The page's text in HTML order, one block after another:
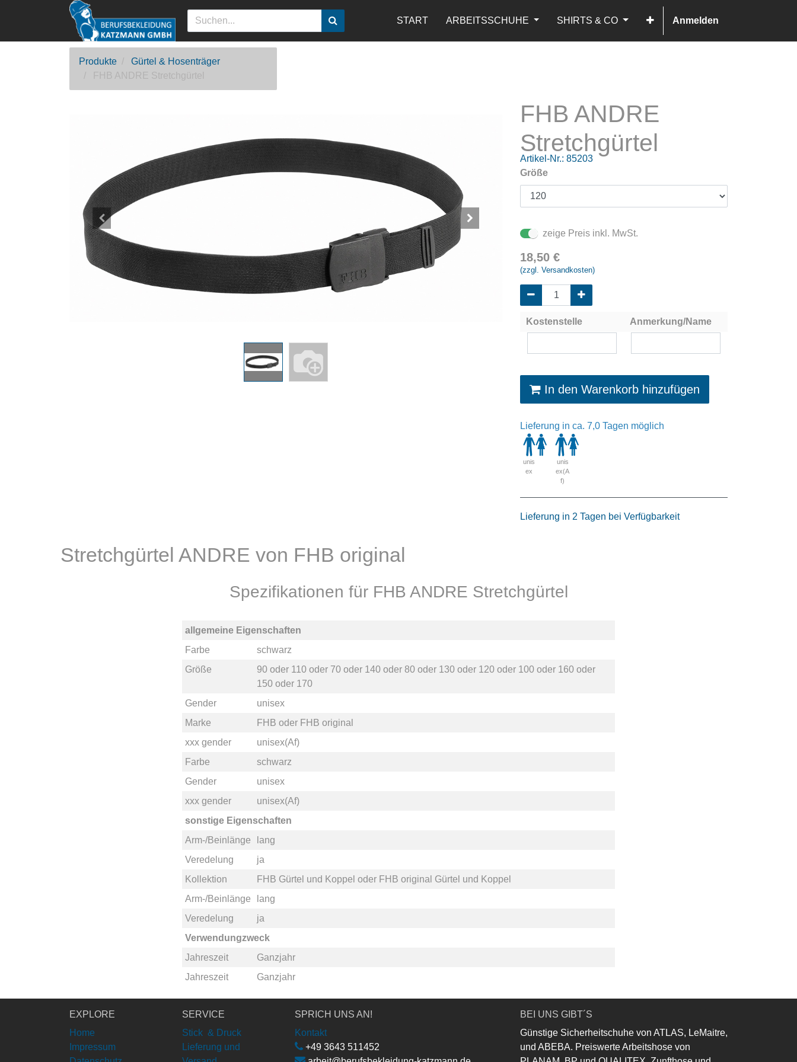
START ARBEITSSCHUHE SHIRTS & CO Anmelden
Produkte
Gürtel & Hosenträger
FHB ANDRE Stretchgürtel
FHB ANDRE
Stretchgürtel
Artikel-Nr.: 85203
Größe
zeige Preis inkl. MwSt.
18,50 €
(zzgl. Versandkosten)
Kostenstelle Anmerkung/Name
In den Warenkorb hinzufügen
Lieferung in ca. 7,0 Tagen möglich
unis
ex
unis
ex(A
f)
Lieferung in 2 Tagen bei Verfügbarkeit
Stretchgürtel ANDRE von FHB original
Spezifikationen für FHB ANDRE Stretchgürtel
allgemeine Eigenschaften
Farbe
schwarz
Größe
90oder 110oder 70oder 140oder 80oder 130oder 120oder 100oder 160oder
150oder 170
Gender
unisex
Marke
FHB oder FHB original
xxx gender
unisex(Af)
Farbe
schwarz
Gender
unisex
xxx gender
unisex(Af)
sonstige Eigenschaften
Arm-/Beinlänge
lang
Veredelung
ja
Kollektion
FHB Gürtel und Koppel oder FHB original Gürtel und Koppel
Arm-/Beinlänge
lang
Veredelung
ja
Verwendungzweck
Jahreszeit
Ganzjahr
Jahreszeit
Ganzjahr
EXPLORE
Home
Impressum
SERVICE
Stick & Druck
Lieferung und
SPRICH UNS AN!
Kontakt
+49 3643 511452
BEI UNS GIBT´S
Günstige Sicherheitschuhe von ATLAS, LeMaitre,
und ABEBA. Preiswerte Arbeitshose von